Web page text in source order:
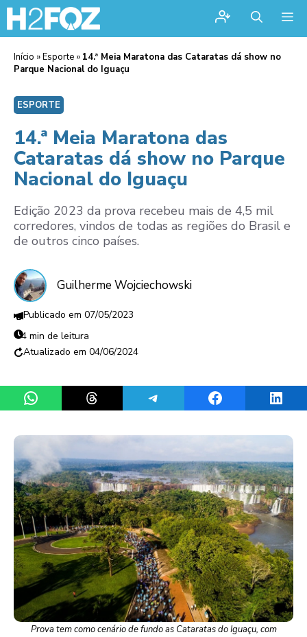
Início »Esporte » 14.ª Meia Maratona das Cataratas dá show no
Parque Nacional do Iguaçu
ESPORTE
14.ª Meia Maratona das
Cataratas dá show no Parque
Nacional do Iguaçu
Edição 2023 da prova recebeu mais de 4,5 mil
corredores, vindos de todas as regiões do Brasil e
de outros cinco países.
Guilherme Wojciechowski
07/05/2023
4 min de leitura
04/06/2024
Share on WhatsAppShare on ThreadsShare on TelegramShare on Facebook
Prova tem como cenário de fundo as Cataratas do Iguaçu, com